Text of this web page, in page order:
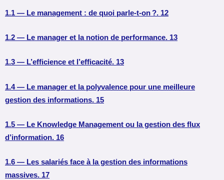
1.1 — Le management : de quoi parle-t-on ?. 12
1.2 — Le manager et la notion de performance. 13
1.3 — L’efficience et l’efficacité. 13
1.4 — Le manager et la polyvalence pour une meilleure
gestion des informations. 15
1.5 — Le Knowledge Management ou la gestion des flux
d’information. 16
1.6 — Les salariés face à la gestion des informations
massives. 17